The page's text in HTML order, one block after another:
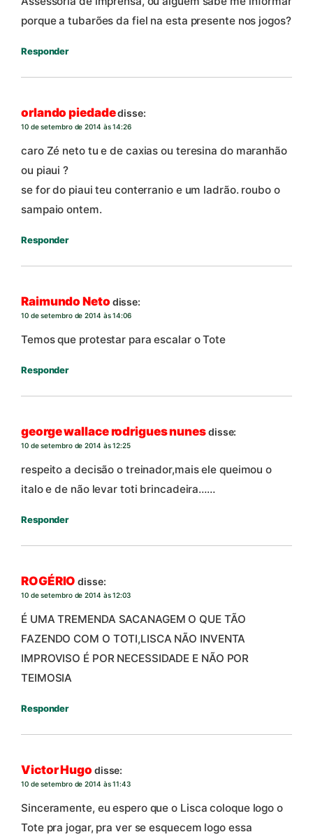
porque a tubarões da fiel na esta presente nos jogos?
Responder
orlando piedadedisse:
10 de setembro de 2014 às 14:26
caro Zé neto tu e de caxias ou teresina do maranhão
ou piaui ?
se for do piaui teu conterranio e um ladrão. roubo o
sampaio ontem.
Responder
Raimundo Neto disse:
10 de setembro de 2014 às 14:06
Temos que protestar para escalar o Tote
Responder
george wallace rodrigues nunesdisse:
10 de setembro de 2014 às 12:25
respeito a decisão o treinador,mais ele queimou o
italo e de não levar toti brincadeira……
Responder
ROGÉRIO disse:
10 de setembro de 2014 às 12:03
É UMA TREMENDA SACANAGEM O QUE TÃO
FAZENDO COM O TOTI,LISCA NÃO INVENTA
IMPROVISO É POR NECESSIDADE E NÃO POR
TEIMOSIA
Responder
Victor Hugo disse:
10 de setembro de 2014 às 11:43
Sinceramente, eu espero que o Lisca coloque logo o
Tote pra jogar, pra ver se esquecem logo essa